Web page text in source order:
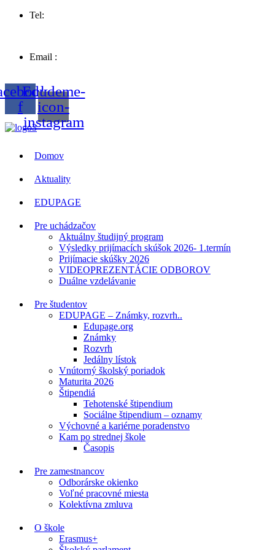
Tel:
Email :
f
Edudeme-
icon-
instagram
Domov
Aktuality
EDUPAGE
Pre uchádzačov
Aktuálny študijný program
Výsledky prijímacích skúšok 2026- 1.termín
Prijímacie skúšky 2026
VIDEOPREZENTÁCIE ODBOROV
Duálne vzdelávanie
Pre študentov
EDUPAGE – Známky, rozvrh..
Edupage.org
Známky
Rozvrh
Jedálny lístok
Vnútorný školský poriadok
Maturita 2026
Štipendiá
Tehotenské štipendium
Sociálne štipendium – oznamy
Výchovné a kariérne poradenstvo
Kam po strednej škole
Časopis
Pre zamestnancov
Odborárske okienko
Voľné pracovné miesta
Kolektívna zmluva
O škole
Erasmus+